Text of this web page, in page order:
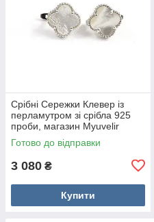
Срібні Сережки Клевер із
перламутром зі срібла 925
проби, магазин Myuvelir
Готово до відправки
3 080 ₴
Купити